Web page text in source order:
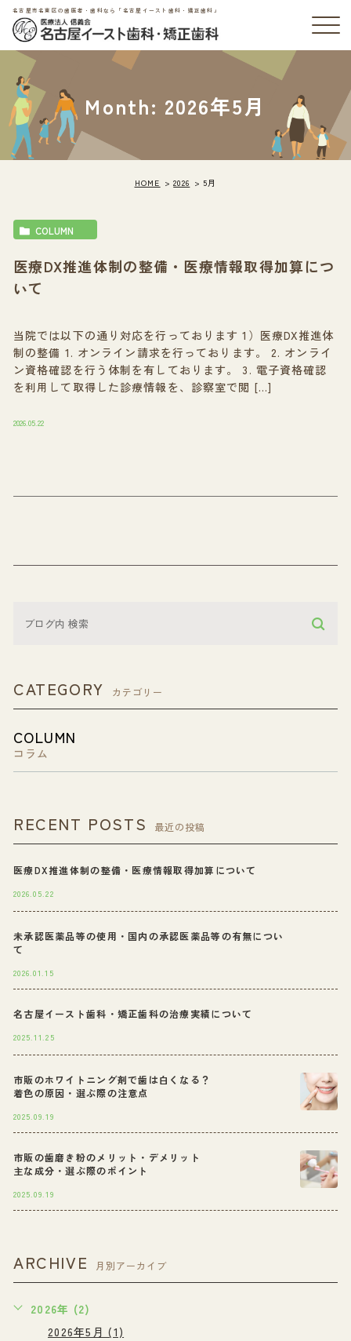
名古屋市名東区の歯医者・歯科なら「名古屋イースト歯科・矯正歯科」
Month: 2026年5月
HOME 2026 5月
COLUMN
医療DX推進体制の整備・医療情報取得加算につ
いて
当院では以下の通り対応を行っております 1）医療DX推進体
制の整備 1. オンライン請求を行っております。 2. オンライ
ン資格確認を行う体制を有しております。 3. 電子資格確認
を利用して取得した診療情報を、診察室で閲 […]
2026.05.22
CATEGORY カテゴリー
COLUMN
コラム
RECENT POSTS 最近の投稿
医療DX推進体制の整備・医療情報取得加算について
2026.05.22
未承認医薬品等の使用・国内の承認医薬品等の有無につい
て
2026.01.15
名古屋イースト歯科・矯正歯科の治療実績について
2025.11.25
市販のホワイトニング剤で歯は白くなる？
着色の原因・選ぶ際の注意点
2025.09.19
市販の歯磨き粉のメリット・デメリット
主な成分・選ぶ際のポイント
2025.09.19
ARCHIVE 月別アーカイブ
2026年 (2)
2026年5月 (1)